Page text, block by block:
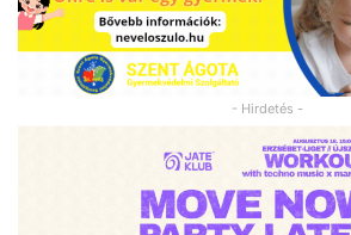
- Hirdetés -